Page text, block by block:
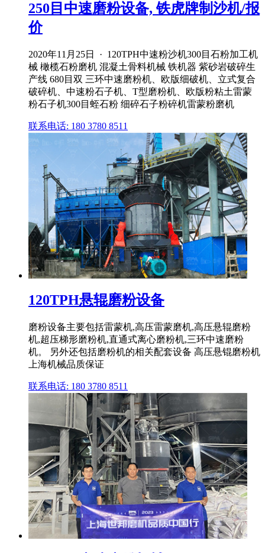
250目中速磨粉设备, 铁虎牌制沙机/报
价
2020年11月25日 · 120TPH中速粉沙机300目石粉加工机
械 橄榄石粉磨机 混凝土骨料机械 铁机器 紫砂岩破碎生
产线 680目双 三环中速磨粉机、欧版细破机、立式复合
破碎机、中速粉石子机、T型磨粉机、欧版粉粘土雷蒙
粉石子机300目蛭石粉 细碎石子粉碎机雷蒙粉磨机
联系电话: 180 3780 8511
120TPH悬辊磨粉设备
磨粉设备主要包括雷蒙机,高压雷蒙磨机,高压悬辊磨粉
机,超压梯形磨粉机,直通式离心磨粉机,三环中速磨粉
机。 另外还包括磨粉机的相关配套设备 高压悬锟磨粉机
上海机械品质保证
联系电话: 180 3780 8511